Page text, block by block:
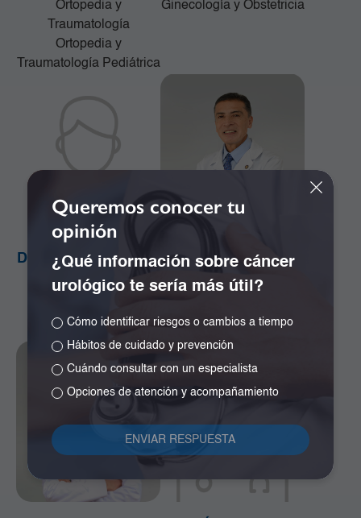
Ortopedia y
Traumatología
Ortopedia y
Traumatología Pediátrica
Ginecología y Obstetricia
Dr. Alejandro Orozco
Cirugía de la Mama y
Dr. Alejandro Ramos
Especialista en
Queremos conocer tu
opinión
¿Qué información sobre cáncer
urológico te sería más útil?
Cómo identificar riesgos o cambios a tiempo
Hábitos de cuidado y prevención
Cuándo consultar con un especialista
Opciones de atención y acompañamiento